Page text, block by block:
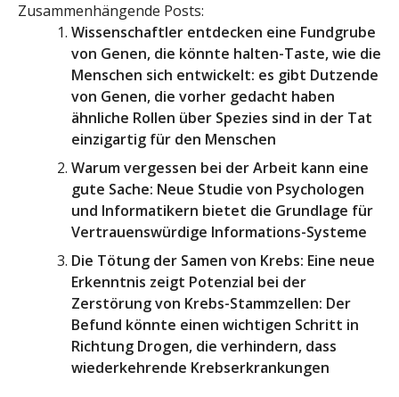
Zusammenhängende Posts:
Wissenschaftler entdecken eine Fundgrube
von Genen, die könnte halten-Taste, wie die
Menschen sich entwickelt: es gibt Dutzende
von Genen, die vorher gedacht haben
ähnliche Rollen über Spezies sind in der Tat
einzigartig für den Menschen
Warum vergessen bei der Arbeit kann eine
gute Sache: Neue Studie von Psychologen
und Informatikern bietet die Grundlage für
Vertrauenswürdige Informations-Systeme
Die Tötung der Samen von Krebs: Eine neue
Erkenntnis zeigt Potenzial bei der
Zerstörung von Krebs-Stammzellen: Der
Befund könnte einen wichtigen Schritt in
Richtung Drogen, die verhindern, dass
wiederkehrende Krebserkrankungen